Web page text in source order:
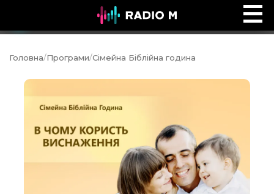
Ефір Radio M
Головна/Програми/Сімейна Біблійна година